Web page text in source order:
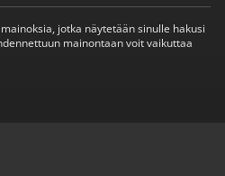
jotka näytetään sinulle hakusi
mainontaan voit vaikuttaa